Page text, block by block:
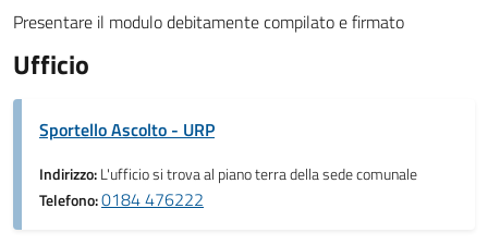
Presentare il modulo debitamente compilato e firmato
Ufficio
Sportello Ascolto - URP
Indirizzo:L'ufficio si trova al piano terra della sede comunale
Telefono:0184 476222